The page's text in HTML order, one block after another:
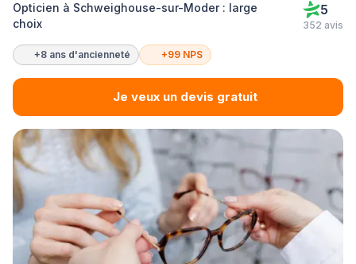
Opticien à Schweighouse-sur-Moder : large
choix
5
352 avis
+8 ans d'ancienneté +99 NPS
Je veux un devis gratuit